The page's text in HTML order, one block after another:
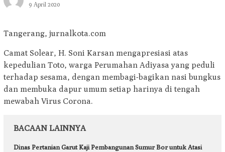
9 April 2020
Tangerang, jurnalkota.com
Camat Solear, H. Soni Karsan mengapresiasi atas
kepedulian Toto, warga Perumahan Adiyasa yang peduli
terhadap sesama, dengan membagi-bagikan nasi bungkus
dan membuka dapur umum setiap harinya di tengah
mewabah Virus Corona.
BACAAN LAINNYA
Dinas Pertanian Garut Kaji Pembangunan Sumur Bor untuk Atasi